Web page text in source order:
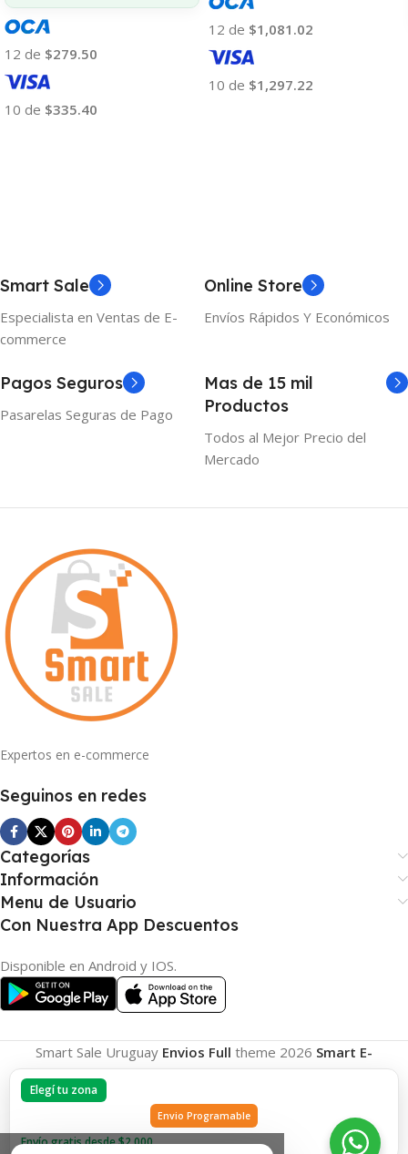
Elegí tu zona
Envio Programable
Envío gratis desde $2.000
12 de $279.50
10 de $335.40
12 de $1,081.02
10 de $1,297.22
Smart Sale
Especialista en Ventas de E-
commerce
Online Store
Envíos Rápidos Y Económicos
Pagos Seguros
Pasarelas Seguras de Pago
Mas de 15 mil
Productos
Todos al Mejor Precio del
Mercado
Expertos en e-commerce
Seguinos en redes
Categorías
Información
Menu de Usuario
Con Nuestra App Descuentos
Disponible en Android y IOS.
Smart Sale Uruguay Envios Full theme 2026 Smart E-
Commerce.